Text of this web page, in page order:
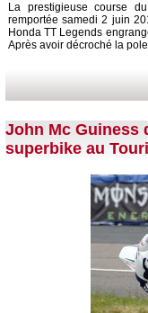
La prestigieuse course
remportée samedi 2 juin
Honda TT Legends
Après avoir décroché la
John Mc Guiness
superbike au